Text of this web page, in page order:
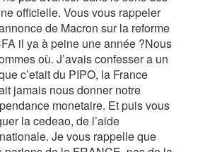
officielle. Vous vous rappeler
de Macron sur la reforme
il ya à peine une année ?Nous
où. J’avais confesser a un
c’etait du PIPO, la France
jamais nous donner notre
monetaire. Et puis vous
la cedeao, de l’aide
Je vous rappelle que